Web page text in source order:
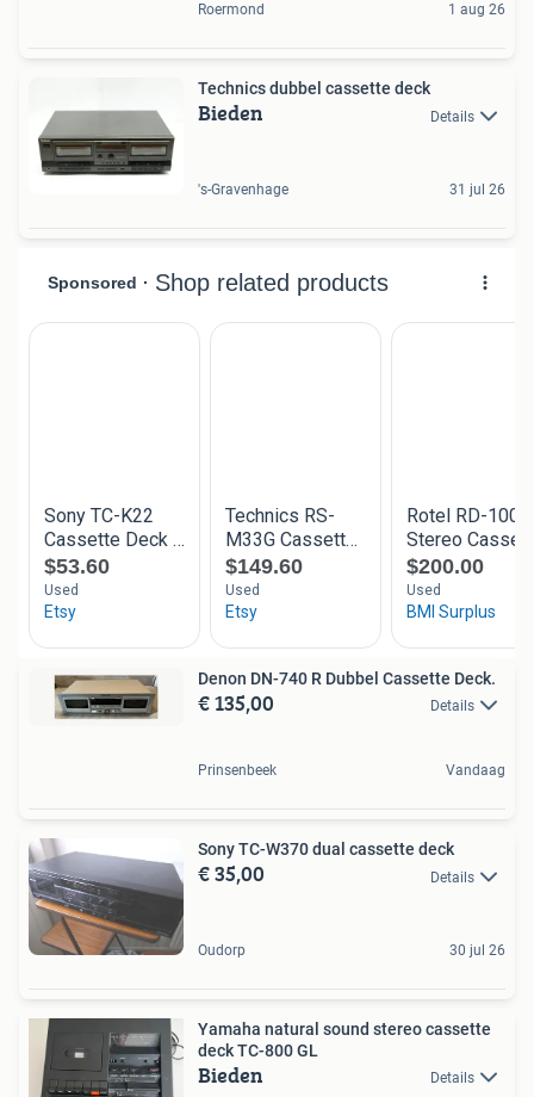
Roermond 1 aug 26
Technics dubbel cassette deck
Bieden Details
's-Gravenhage 31 jul 26
Denon DN-740 R Dubbel Cassette Deck.
€ 135,00 Details
Prinsenbeek Vandaag
Sony TC-W370 dual cassette deck
€ 35,00 Details
Oudorp 30 jul 26
Yamaha natural sound stereo cassette
deck TC-800 GL
Bieden Details